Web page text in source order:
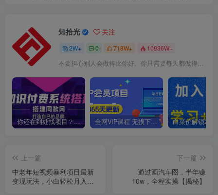
知拾光 关注
2W+ 0 718W+ 10936W+
不要担心别人会做得比你好。你只需要每天都做得比前一天好就可以了
你还在到处找项目？还在当韭菜？我靠卖项目一个月收入5万+，曾经我也是个失败者。 全网VIP课程 无损下载~
上一篇
中老年短视频暴利项目最新
变现玩法，小白轻松月入
下一篇
通过画汽车图，半年赚
10w，全程实操【揭秘】